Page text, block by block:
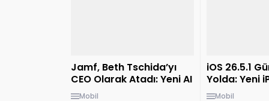
Jamf, Beth Tschida’yı
CEO Olarak Atadı: Yeni AI
Stratejisi Başlıyor
Mobil
iOS 26.5.1
Yolda: Yeni
Hazırlıklar
Mobil